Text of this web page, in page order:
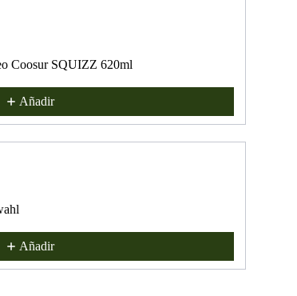
Coosur SQUIZZ 620ml
Añadir
Añadir